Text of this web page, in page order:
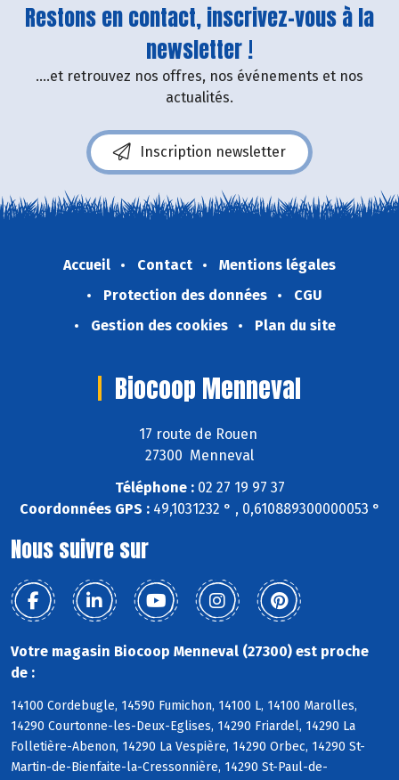
Restons en contact, inscrivez-vous à la
newsletter !
....et retrouvez nos offres, nos événements et nos
actualités.
Inscription newsletter
Accueil Contact
Mentions légales
Protection des données
CGU
Gestion des cookies
Plan du site
Biocoop Menneval
17 route de Rouen
27300 Menneval
Téléphone :02 27 19 97 37
Coordonnées GPS :49,1031232 ° , 0,610889300000053 °
Nous suivre sur
Votre magasin Biocoop Menneval (27300) est proche
de :
14100 Cordebugle, 14590 Fumichon, 14100 L, 14100 Marolles,
14290 Courtonne-les-Deux-Eglises, 14290 Friardel, 14290 La
Folletière-Abenon, 14290 La Vespière, 14290 Orbec, 14290 St-
Martin-de-Bienfaite-la-Cressonnière, 14290 St-Paul-de-